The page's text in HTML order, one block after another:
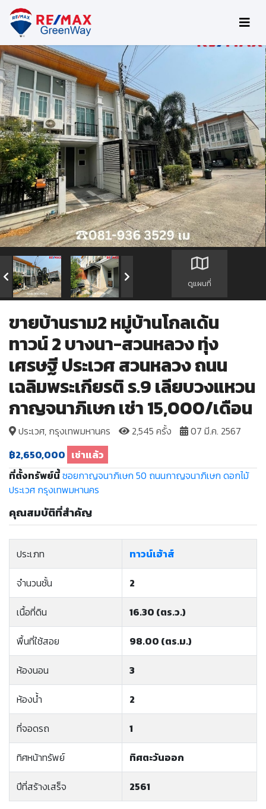
ดูแผนที่
ขายบ้านราม2 หมู่บ้านโกลเด้น
ทาวน์ 2 บางนา-สวนหลวง ทุ่ง
เศรษฐี ประเวศ สวนหลวง ถนน
เฉลิมพระเกียรติ ร.9 เลียบวงแหวน
กาญจนาภิเษก เช่า 15,000/เดือน
ประเวศ, กรุงเทพมหานคร 2,545 ครั้ง
07 มี.ค. 2567
฿2,650,000 เช่าแล้ว
ที่ตั้งทรัพย์นี้ซอยกาญจนาภิเษก 50 ถนนกาญจนาภิเษก ดอกไม้
ประเวศ กรุงเทพมหานคร
คุณสมบัติที่สำคัญ
ประเภท ทาวน์เฮ้าส์
จำนวนชั้น 2
เนื้อที่ดิน 16.30 (ตร.ว.)
พื้นที่ใช้สอย 98.00 (ตร.ม.)
ห้องนอน 3
ห้องน้ำ 2
ที่จอดรถ 1
ทิศหน้าทรัพย์ ทิศตะวันออก
ปีที่สร้างเสร็จ 2561